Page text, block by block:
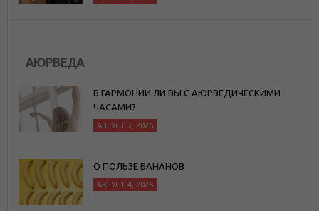
АЮРВЕДА
В ГАРМОНИИ ЛИ ВЫ С АЮРВЕДИЧЕСКИМИ
ЧАСАМИ?
АВГУСТ 7, 2026
О ПОЛЬЗЕ БАНАНОВ
АВГУСТ 4, 2026